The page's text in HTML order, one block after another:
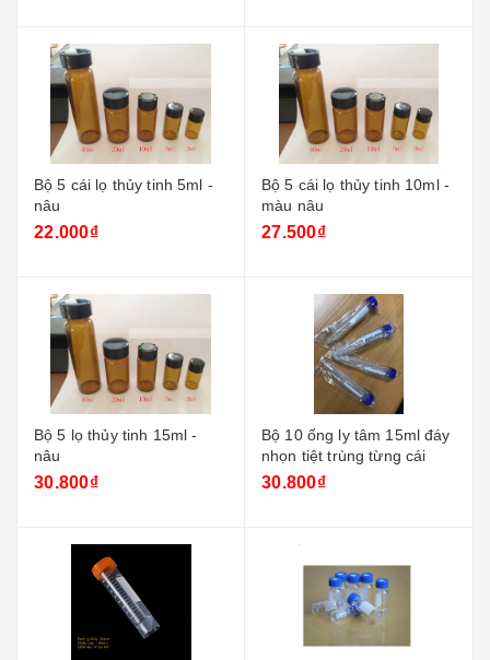
Bộ 5 cái lọ thủy tinh 5ml -
nâu
22.000₫
Bộ 5 cái lọ thủy tinh 10ml -
màu nâu
27.500₫
Bộ 5 lọ thủy tinh 15ml -
nâu
30.800₫
Bộ 10 ống ly tâm 15ml đáy
nhọn tiệt trùng từng cái
30.800₫